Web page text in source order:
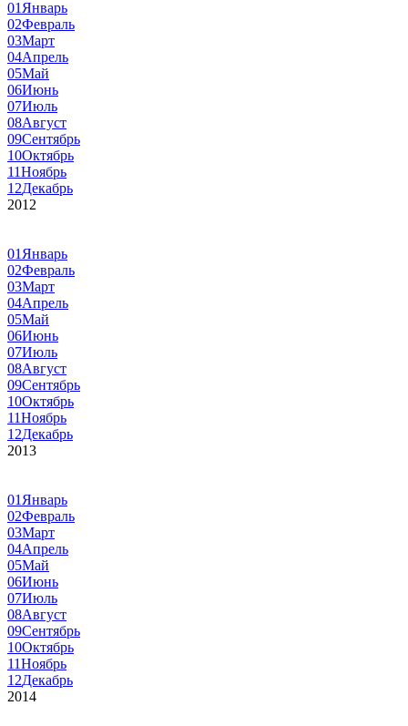
01 Январь
02Февраль
03Март
04Апрель
05Май
06Июнь
07Июль
08Август
09Сентябрь
10Октябрь
11Ноябрь
12Декабрь
2012
01 Январь
02Февраль
03Март
04Апрель
05Май
06Июнь
07Июль
08Август
09Сентябрь
10Октябрь
11Ноябрь
12Декабрь
2013
01 Январь
02Февраль
03Март
04Апрель
05Май
06Июнь
07Июль
08Август
09Сентябрь
10Октябрь
11Ноябрь
12Декабрь
2014